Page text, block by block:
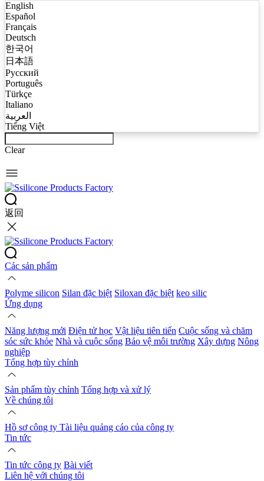
English
Español
Français
Deutsch
한국어
日本語
Русский
Português
Türkçe
Italiano
العربية
Tiếng Việt
Clear
返回
Các sản phẩm
Polyme silicon Silan đặc biệt Siloxan đặc biệt keo silic
Ứng dụng
Năng lượng mới Điện tử học Vật liệu tiên tiến Cuộc sống và chăm
sóc sức khỏe Nhà và cuộc sống Bảo vệ môi trường Xây dựng Nông
nghiệp
Tổng hợp tùy chỉnh
Sản phẩm tùy chỉnh Tổng hợp và xử lý
Về chúng tôi
Hồ sơ công ty Tài liệu quảng cáo của công ty
Tin tức
Tin tức công ty Bài viết
Liên hệ với chúng tôi